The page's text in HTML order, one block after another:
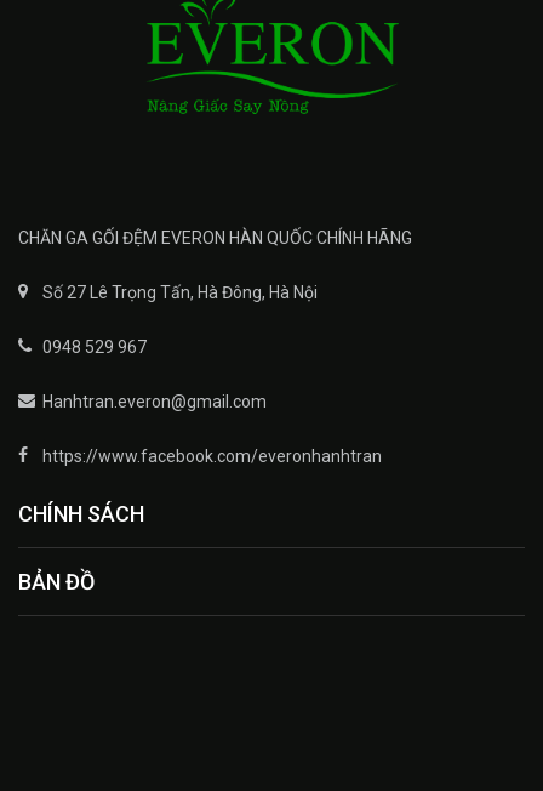
CHĂN GA GỐI ĐỆM EVERON HÀN QUỐC CHÍNH HÃNG
Số 27 Lê Trọng Tấn, Hà Đông, Hà Nội
0948 529 967
Hanhtran.everon@gmail.com
https://www.facebook.com/everonhanhtran
CHÍNH SÁCH
BẢN ĐỒ